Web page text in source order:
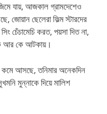
জিমে যায়, আজকাল গ্রামদেশেও
জোয়ান ছেলেরা ফিল্ম স্টারদের
চেঁচামেচি করত, পয়সা দিত না,
আর কে আটকায়।
কমে আসছে, তনিমার অনেকদিন
মুন্নাকে দিয়ে মালিশ